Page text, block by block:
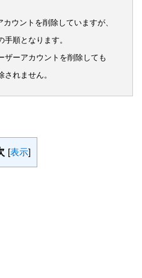
ウントを削除していますが、
順となります。
ザーアカウントを削除しても
れません。
[表示]